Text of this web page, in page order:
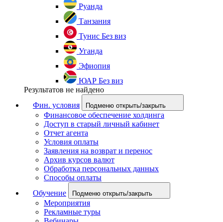
Руанда
Танзания
Тунис Без виз
Уганда
Эфиопия
ЮАР Без виз
Результатов не найдено
Фин. условия
Подменю открыть/закрыть
Финансовое обеспечение холдинга
Доступ в старый личный кабинет
Отчет агента
Условия оплаты
Заявления на возврат и перенос
Архив курсов валют
Обработка персональных данных
Способы оплаты
Обучение
Подменю открыть/закрыть
Мероприятия
Рекламные туры